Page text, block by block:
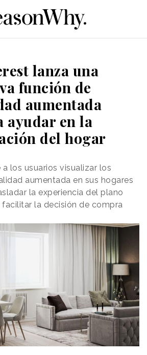
lanza una
función de
aumentada
ayudar en la
del hogar
a los usuarios visualizar los
aumentada en sus hogares
la experiencia del plano
la decisión de compra